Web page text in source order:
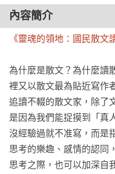
內容簡介
《靈魂的領地：國民散文
為什麼是散文？為什麼讀
裡又以散文最為貼近寫作
追讀不輟的散文家，除了
是因為我們能捉摸到「真
沒經驗過就不准寫，而是
思考的樂趣、感情的認同
思考之際，也可以加深自